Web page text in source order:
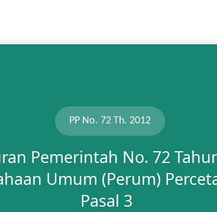
PP No. 72 Th. 2012
Pemerintah No. 72
Umum (Perum)
Pasal 3